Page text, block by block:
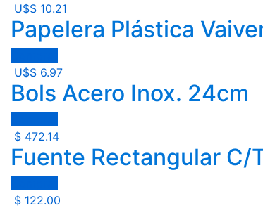
U$S 10.21
Papelera Plástica
U$S 6.97
Bols Acero Inox. 24cm
$ 472.14
Fuente Rectangular C/
$ 122.00